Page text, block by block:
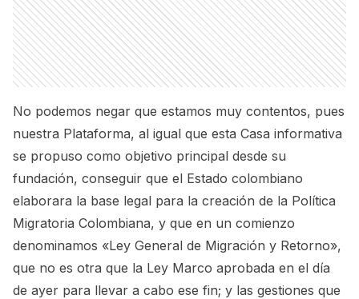
No podemos negar que estamos muy contentos, pues
nuestra Plataforma, al igual que esta Casa informativa
se propuso como objetivo principal desde su
fundación, conseguir que el Estado colombiano
elaborara la base legal para la creación de la Política
Migratoria Colombiana, y que en un comienzo
denominamos «Ley General de Migración y Retorno»,
que no es otra que la Ley Marco aprobada en el día
de ayer para llevar a cabo ese fin; y las gestiones que